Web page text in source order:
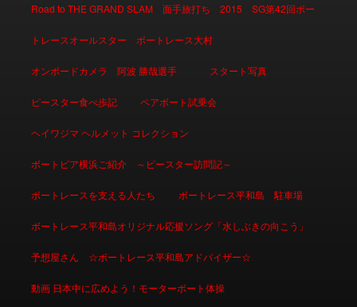
Road to THE GRAND SLAM 面手旅打ち 2015 SG第42回ボー
トレースオールスター ボートレース大村
オンボードカメラ 阿波 勝哉選手 スタート写真
ピースター食べ歩記 ペアボート試乗会
ヘイワジマ ヘルメット コレクション
ボートピア横浜ご紹介 ～ピースター訪問記～
ボートレースを支える人たち ボートレース平和島 駐車場
ボートレース平和島オリジナル応援ソング「水しぶきの向こう」
予想屋さん ☆ボートレース平和島アドバイザー☆
動画 日本中に広めよう！モーターボート体操